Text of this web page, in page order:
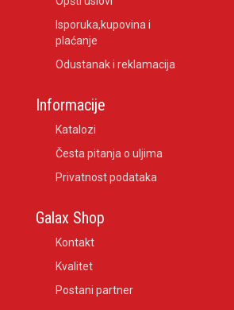
Isporuka,kupovina i
plaćanje
Odustanak i reklamacija
Informacije
Katalozi
Česta pitanja o uljima
Privatnost podataka
Galax Shop
Kontakt
Kvalitet
Postani partner